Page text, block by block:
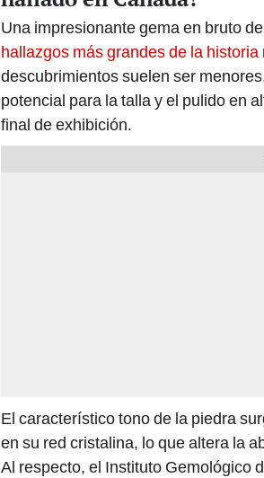
Una impresionante gema en bruto
hallazgos más grandes de la historia
descubrimientos suelen ser
potencial para la talla y el pulido en
final de exhibición.
El característico tono de la piedra
en su red cristalina, lo que altera la
Al respecto, el Instituto Gemológico